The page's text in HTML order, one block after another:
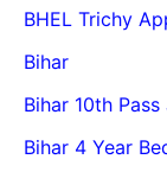
BHEL Trichy
Bihar
Bihar 10th Pass
Bihar 4 Year